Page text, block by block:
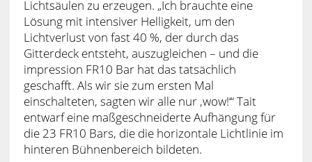
Lichtsäulen zu erzeugen. „Ich brauchte eine
Lösung mit intensiver Helligkeit, um den
Lichtverlust von fast 40 %, der durch das
Gitterdeck entsteht, auszugleichen – und die
impression FR10 Bar hat das tatsächlich
geschafft. Als wir sie zum ersten Mal
einschalteten, sagten wir alle nur ‚wow!‘“ Tait
entwarf eine maßgeschneiderte Aufhängung für
die 23 FR10 Bars, die die horizontale Lichtlinie im
hinteren Bühnenbereich bildeten.